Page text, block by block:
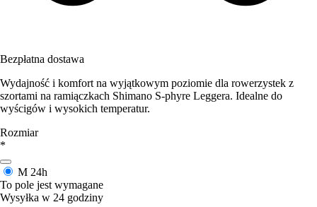
Bezpłatna dostawa
Wydajność i komfort na wyjątkowym poziomie dla rowerzystek z
szortami na ramiączkach Shimano S-phyre Leggera. Idealne do
wyścigów i wysokich temperatur.
Rozmiar
*
M 24h
To pole jest wymagane
Wysyłka w 24 godziny